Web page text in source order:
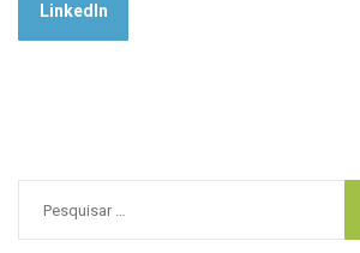
LinkedIn